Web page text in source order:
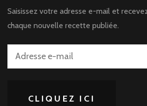
Saisissez votre adresse e-mail et
chaque nouvelle recette publiée.
Adresse
CLIQUEZ ICI